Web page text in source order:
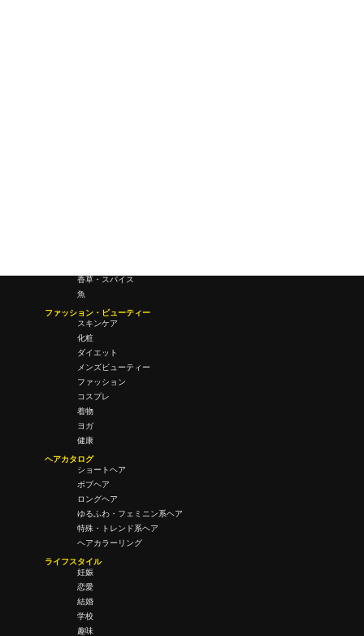
香草・スパイス
魚
ファッション・ビューティー
スキンケア
化粧
ダイエット
メンズビューティー
ファッション
コスプレ
着物
ヨガ
健康
ヘアカタログ
ショートヘア
ボブヘア
ロングヘア
ゆるふわ・フェミニン系ヘア
特殊・トレンド系ヘア
ヘアカラーリング
ライフスタイル
妊娠
恋愛
結婚
学校
趣味